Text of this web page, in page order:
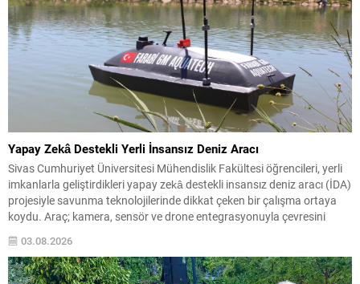
Yapay Zekâ Destekli Yerli İnsansız Deniz Aracı
Sivas Cumhuriyet Üniversitesi Mühendislik Fakültesi öğrencileri, yerli
imkanlarla geliştirdikleri yapay zekâ destekli insansız deniz aracı (İDA)
projesiyle savunma teknolojilerinde dikkat çeken bir çalışma ortaya
koydu. Araç; kamera, sensör ve drone entegrasyonuyla çevresini
analiz edip otonom görevler gerçekleştirebiliyor. Geliştirilen sistem,
deniz üzerinde bağımsız hareket edebilmenin ötesinde; hava, kara ve
deniz unsurlarını...
03.08.2026